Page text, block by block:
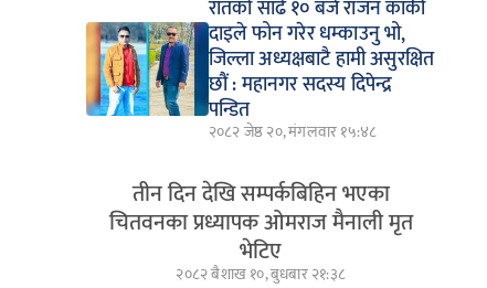
रातको साढे १० बजे राजन कार्की
दाइले फोन गरेर धम्काउनु भो,
जिल्ला अध्यक्षबाटै हामी असुरक्षित
छौं : महानगर सदस्य दिपेन्द्र
पन्डित
२०८२ जेष्ठ २०, मंगलवार १५:४८
तीन दिन देखि सम्पर्कबिहिन भएका
चितवनका प्रध्यापक ओमराज मैनाली मृत
भेटिए
२०८२ बैशाख १०, बुधबार २१:३८